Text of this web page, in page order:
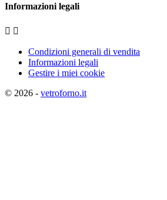
Informazioni legali
 
Condizioni generali di vendita
Informazioni legali
Gestire i miei cookie
© 2026 - vetroforno.it